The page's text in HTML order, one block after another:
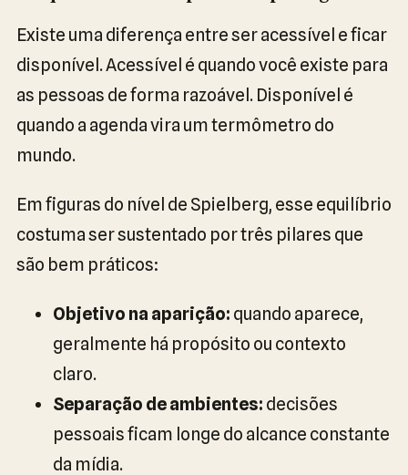
Existe uma diferença entre ser acessível e ficar
disponível. Acessível é quando você existe para
as pessoas de forma razoável. Disponível é
quando a agenda vira um termômetro do
mundo.
Em figuras do nível de Spielberg, esse equilíbrio
costuma ser sustentado por três pilares que
são bem práticos:
Objetivo na aparição: quando aparece,
geralmente há propósito ou contexto
claro.
Separação de ambientes: decisões
pessoais ficam longe do alcance constante
da mídia.